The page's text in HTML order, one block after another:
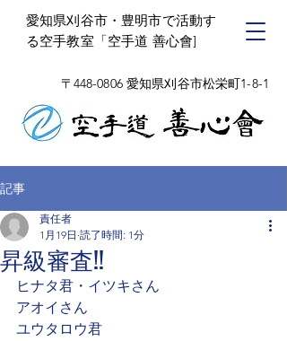
〒448-0806 愛知県刈谷市松栄町1-8-1
​愛知県刈谷市・豊明市で活動す
る空手教室「空手道 善心會]
記事
昇級審査!!
責任者
1月19日 読了時間: 1分
ヒナタ君・イツキさん
アオイさん
ユウタロウ君